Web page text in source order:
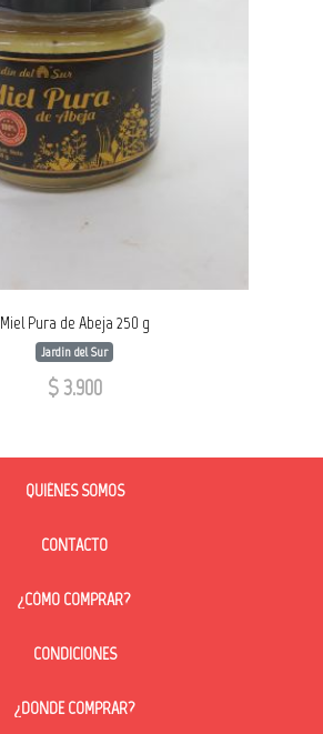
Miel Pura de Abeja 250 g
Jardin del Sur
$ 3.900
QUIÉNES SOMOS
CONTACTO
¿CÓMO COMPRAR?
CONDICIONES
¿DONDE COMPRAR?